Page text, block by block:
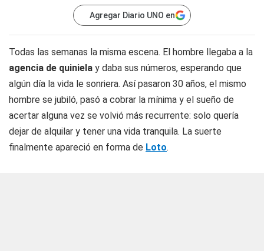
Agregar Diario UNO en
Todas las semanas la misma escena. El hombre llegaba a la
agencia de quiniela y daba sus números, esperando que
algún día la vida le sonriera. Así pasaron 30 años, el mismo
hombre se jubiló, pasó a cobrar la mínima y el sueño de
acertar alguna vez se volvió más recurrente: solo quería
dejar de alquilar y tener una vida tranquila. La suerte
finalmente apareció en forma de Loto.